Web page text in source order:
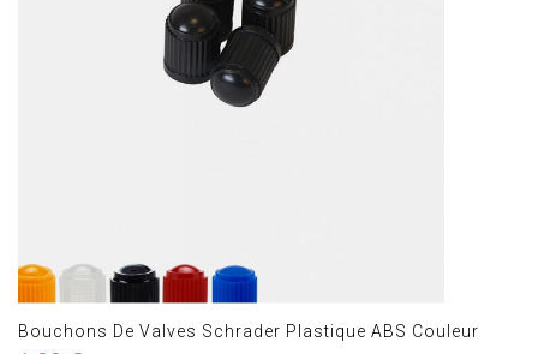
Bouchons De Valves Schrader Plastique ABS Couleur